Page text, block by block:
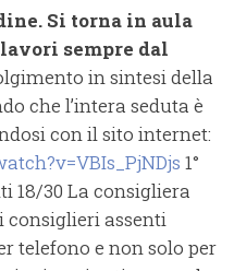
Si torna in aula
sempre dal
in sintesi della
che l’intera seduta è
con il sito internet:
1°
18/30 La consigliera
consiglieri assenti
telefono e non solo per